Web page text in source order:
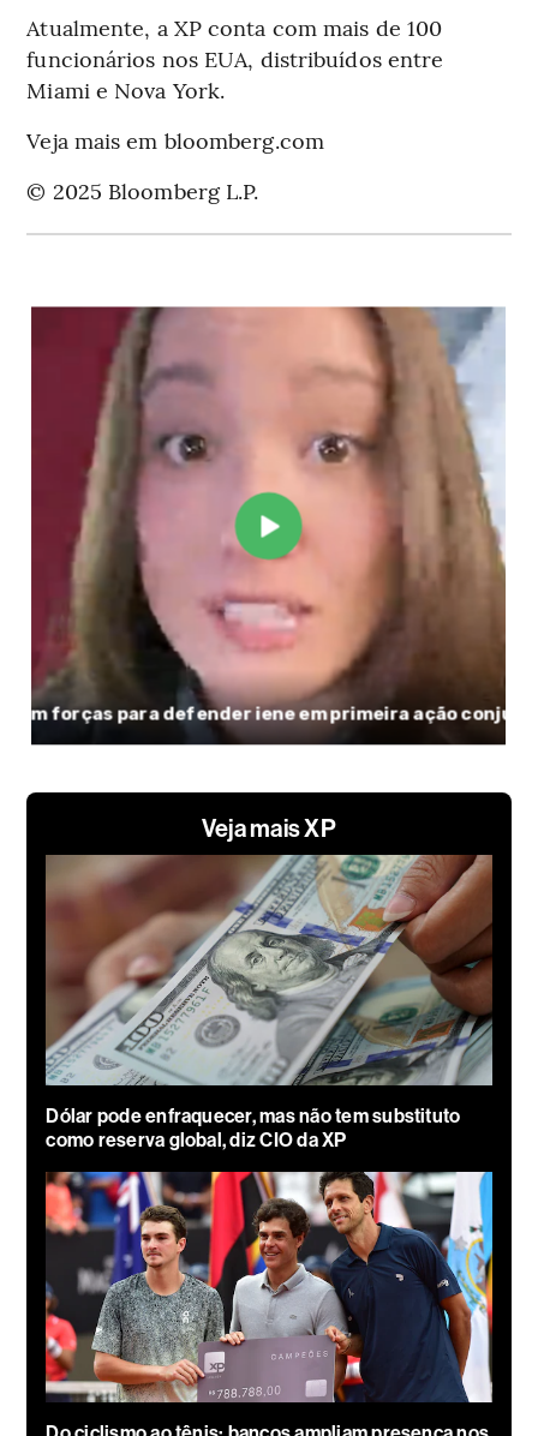
Atualmente, a XP conta com mais de 100
funcionários nos EUA, distribuídos entre
Miami e Nova York.
Veja mais em bloomberg.com
© 2025 Bloomberg L.P.
Veja mais XP
Dólar pode enfraquecer, mas não tem substituto
como reserva global, diz CIO da XP